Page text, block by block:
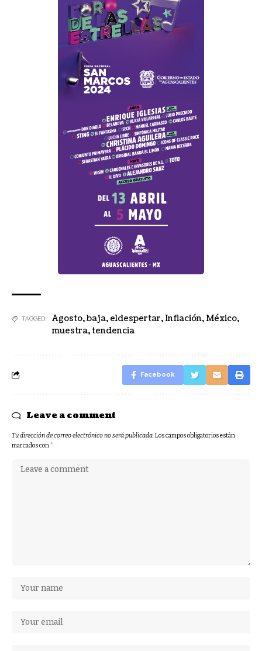
TAGGED: Agosto,baja, eldespertar,Inflación,México,
muestra,tendencia
Facebook
Leave a comment
Tu dirección de correo electrónico no será publicada.Los campos obligatorios están
marcados con*